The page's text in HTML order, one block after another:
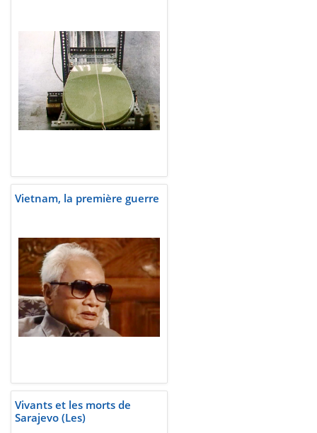
Vietnam, la première guerre
Vivants et les morts de
Sarajevo (Les)